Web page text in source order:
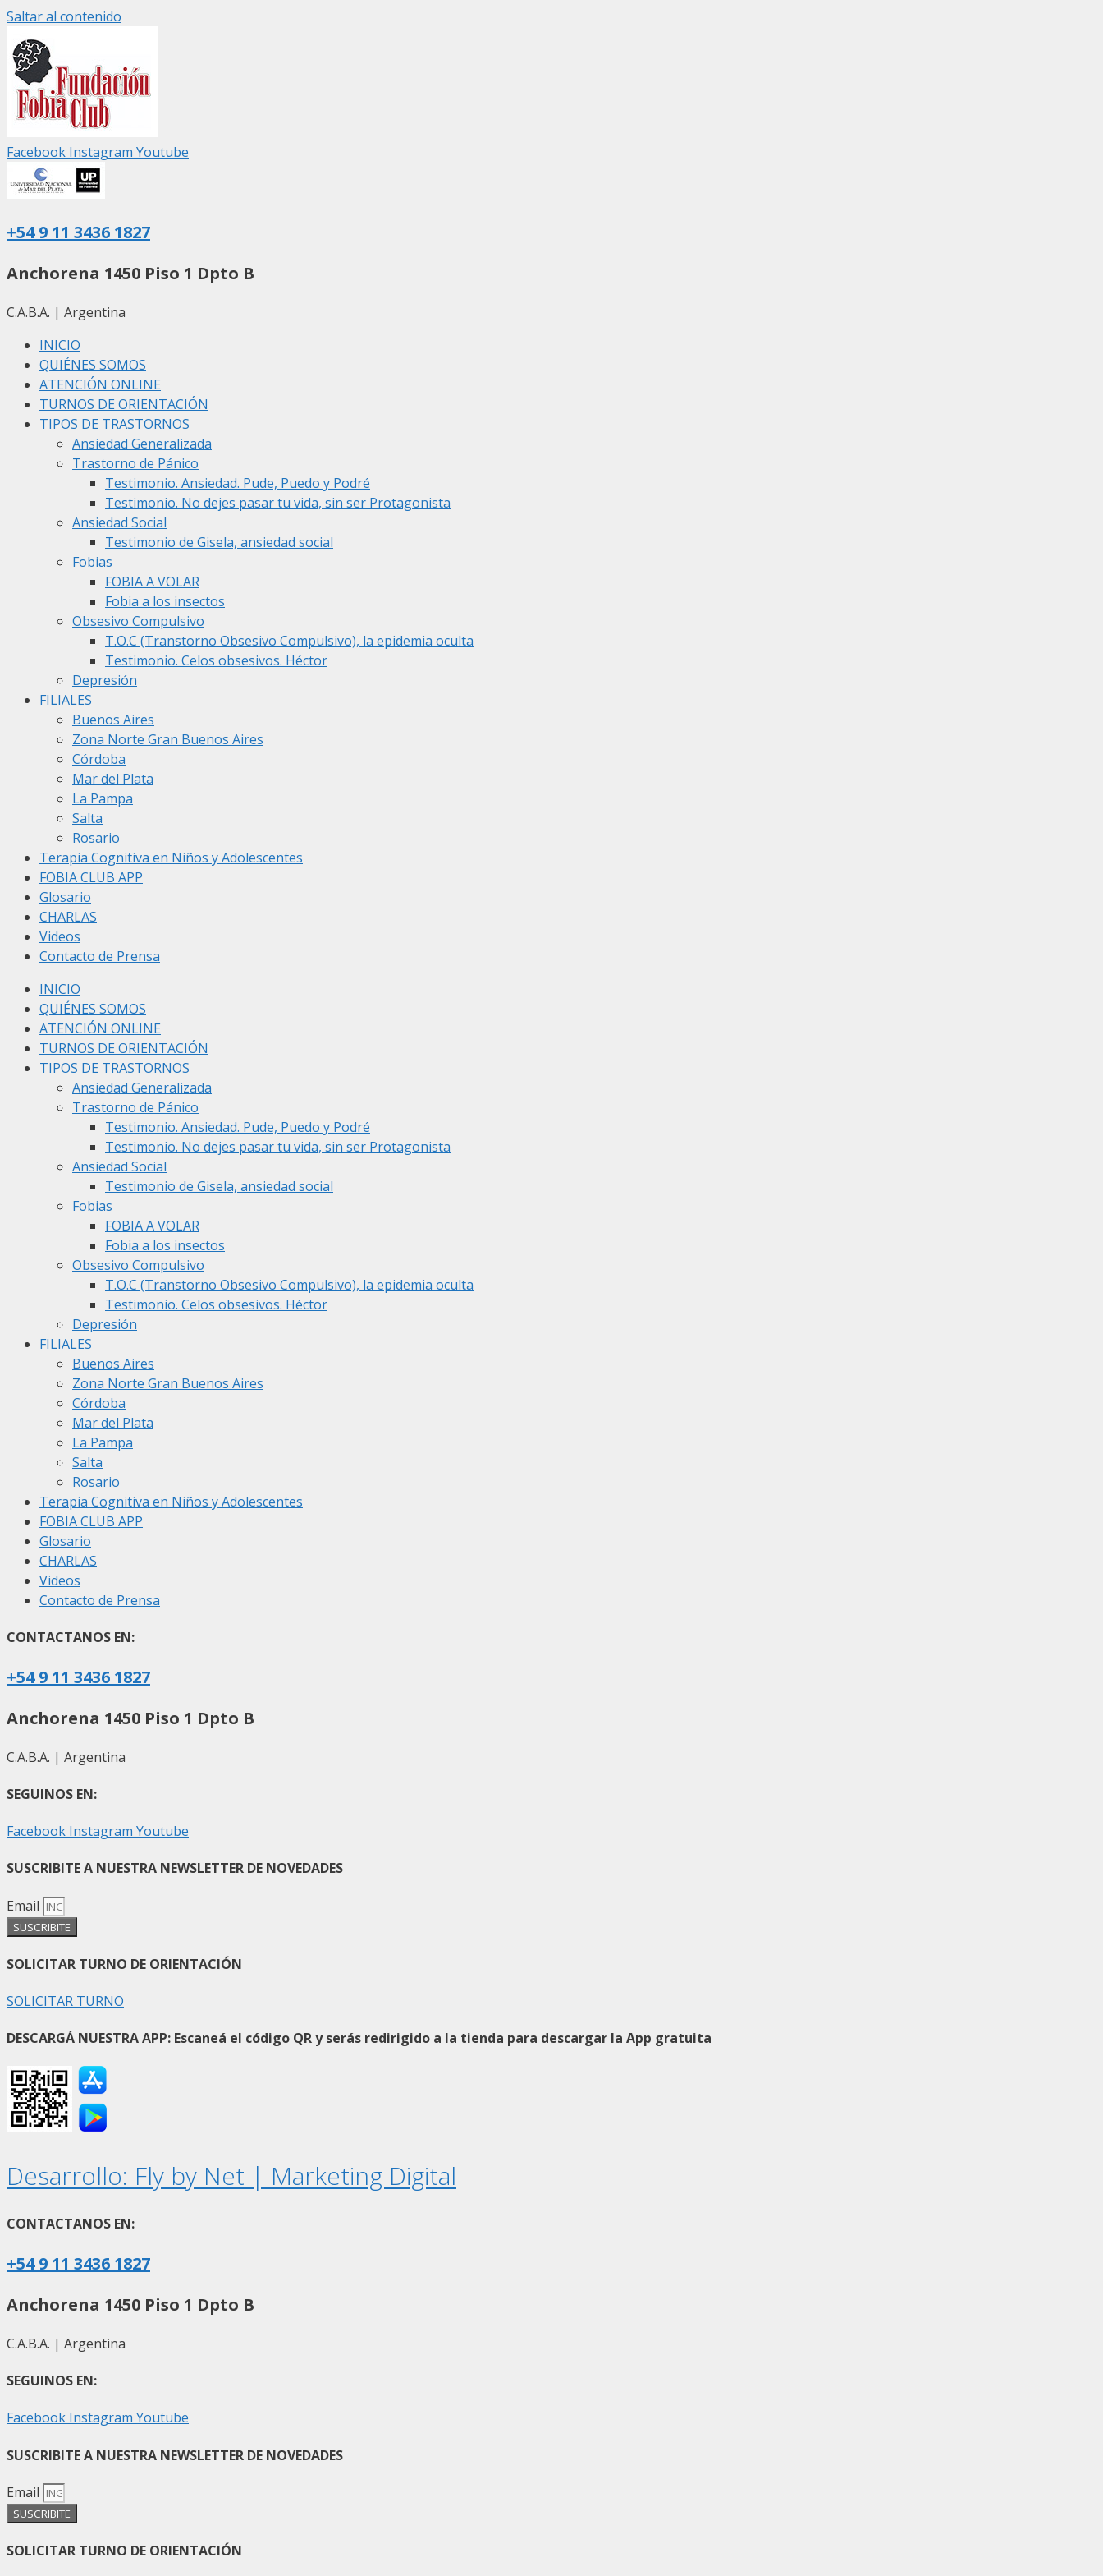
Saltar al contenido
Facebook Instagram Youtube
+54 9 11 3436 1827
Anchorena 1450 Piso 1 Dpto B
C.A.B.A. | Argentina
INICIO
QUIÉNES SOMOS
ATENCIÓN ONLINE
TURNOS DE ORIENTACIÓN
TIPOS DE TRASTORNOS
Ansiedad Generalizada
Trastorno de Pánico
Testimonio. Ansiedad. Pude, Puedo y Podré
Testimonio. No dejes pasar tu vida, sin ser Protagonista
Ansiedad Social
Testimonio de Gisela, ansiedad social
Fobias
FOBIA A VOLAR
Fobia a los insectos
Obsesivo Compulsivo
T.O.C (Transtorno Obsesivo Compulsivo), la epidemia oculta
Testimonio. Celos obsesivos. Héctor
Depresión
FILIALES
Buenos Aires
Zona Norte Gran Buenos Aires
Córdoba
Mar del Plata
La Pampa
Salta
Rosario
Terapia Cognitiva en Niños y Adolescentes
FOBIA CLUB APP
Glosario
CHARLAS
Videos
Contacto de Prensa
INICIO
QUIÉNES SOMOS
ATENCIÓN ONLINE
TURNOS DE ORIENTACIÓN
TIPOS DE TRASTORNOS
Ansiedad Generalizada
Trastorno de Pánico
Testimonio. Ansiedad. Pude, Puedo y Podré
Testimonio. No dejes pasar tu vida, sin ser Protagonista
Ansiedad Social
Testimonio de Gisela, ansiedad social
Fobias
FOBIA A VOLAR
Fobia a los insectos
Obsesivo Compulsivo
T.O.C (Transtorno Obsesivo Compulsivo), la epidemia oculta
Testimonio. Celos obsesivos. Héctor
Depresión
FILIALES
Buenos Aires
Zona Norte Gran Buenos Aires
Córdoba
Mar del Plata
La Pampa
Salta
Rosario
Terapia Cognitiva en Niños y Adolescentes
FOBIA CLUB APP
Glosario
CHARLAS
Videos
Contacto de Prensa
CONTACTANOS EN:
+54 9 11 3436 1827
Anchorena 1450 Piso 1 Dpto B
C.A.B.A. | Argentina
SEGUINOS EN:
Facebook Instagram Youtube
SUSCRIBITE A NUESTRA NEWSLETTER DE NOVEDADES
Email
SUSCRIBITE
SOLICITAR TURNO DE ORIENTACIÓN
SOLICITAR TURNO
DESCARGÁ NUESTRA APP: Escaneá el código QR y serás redirigido a la tienda para descargar la App gratuita
Desarrollo: Fly by Net | Marketing Digital
CONTACTANOS EN:
+54 9 11 3436 1827
Anchorena 1450 Piso 1 Dpto B
C.A.B.A. | Argentina
SEGUINOS EN:
Facebook Instagram Youtube
SUSCRIBITE A NUESTRA NEWSLETTER DE NOVEDADES
Email
SUSCRIBITE
SOLICITAR TURNO DE ORIENTACIÓN